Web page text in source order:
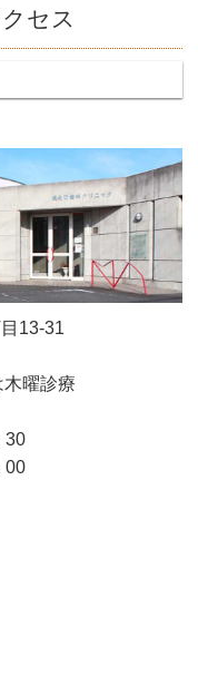
セス
13-31
曜診療
30
00